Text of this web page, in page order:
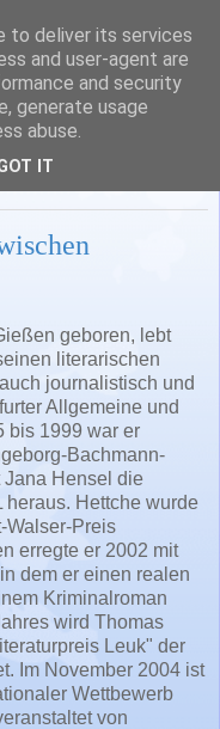
geboren, lebt
literarischen
journalistisch und
Allgemeine und
bis 1999 war er
Bachmann-
Jana Hensel die
heraus. Hettche wurde
Walser-Preis
erregte er 2002 mit
dem er einen realen
Kriminalroman
wird Thomas
Leuk" der
Im November 2004 ist
Wettbewerb
von
to deliver its services
and user-agent are
and security
generate usage
abuse.
IT